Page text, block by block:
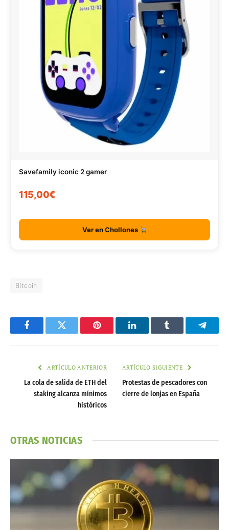
Savefamily iconic 2 gamer
115,00€
Ver en Chollones
Bitcoin
FacebookTwitter Pinterest LinkedInTumblr
ARTÍCULO ANTERIOR
La cola de salida de ETH del
staking alcanza mínimos
históricos
ARTÍCULO SIGUIENTE
Protestas de pescadores con
cierre de lonjas en España
OTRAS NOTICIAS